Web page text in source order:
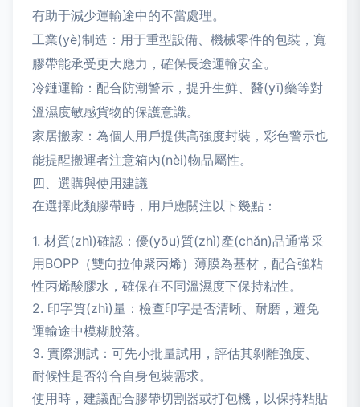
有助于減少運輸途中的不當處理。
工業(yè)制造：用于重型設備、機械零件的包裝，寬
膠帶能承受更大應力，確保長途運輸安全。
冷鏈運輸：配合防潮警示，提升生鮮、醫(yī)藥等對
溫濕度敏感貨物的保護意識。
家居搬家：為個人用戶提供高強度封裝，彩色警示也
能提醒搬運者注意箱內(nèi)物品屬性。
四、選購與使用建議
在選擇此類膠帶時，用戶應關注以下幾點：
1. 材質(zhì)確認：優(yōu)質(zhì)產(chǎn)品通常采
用BOPP（雙向拉伸聚丙烯）薄膜為基材，配合強粘
性丙烯酸膠水，確保在不同溫濕度下保持粘性。
2. 印字質(zhì)量：檢查印字是否清晰、耐磨，避免
運輸途中模糊脫落。
3. 實際測試：可先小批量試用，評估其剝離強度、
耐候性是否符合自身包裝需求。
使用時，建議配合膠帶切割器或打包機，以保持粘貼